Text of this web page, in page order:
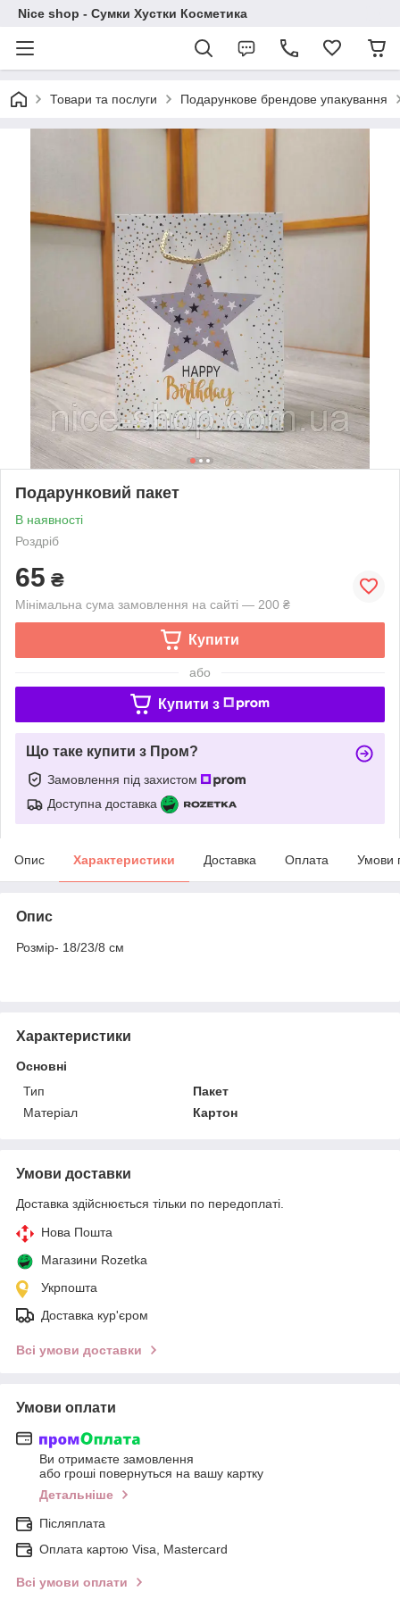
Nice shop - Сумки Хустки Косметика
Товари та послуги Подарункове брендове упакування
Подарунковий пакет
В наявності
Роздріб
65 ₴
Мінімальна сума замовлення на сайті — 200 ₴
Купити
або
Купити з
Що таке купити з Пром?
Замовлення під захистом
Доступна доставка
Опис Характеристики Доставка Оплата Умови
Опис
Розмір- 18/23/8 см
Характеристики
Основні
Тип
Пакет
Матеріал
Картон
Умови доставки
Доставка здійснюється тільки по передоплаті.
Нова Пошта
Магазини Rozetka
Укрпошта
Доставка кур'єром
Всі умови доставки
Умови оплати
Ви отримаєте замовлення
або гроші повернуться на вашу картку
Детальніше
Післяплата
Оплата картою Visa, Mastercard
Всі умови оплати